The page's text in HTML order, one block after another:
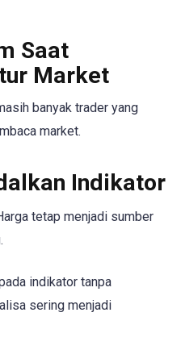
Saat
Market
banyak trader yang
market.
Indikator
tetap menjadi sumber
indikator tanpa
sering menjadi